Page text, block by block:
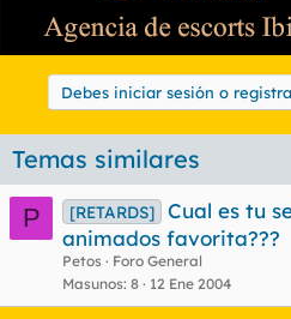
Debes iniciar sesión o
Temas similares
P
[RETARDS]
Cual es tu
animados favorita???
Petos
Foro General
Masunos 8 12 Ene 2004